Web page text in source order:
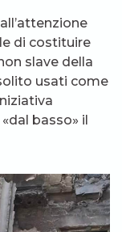
di costituire
slave della
usati come
basso» il